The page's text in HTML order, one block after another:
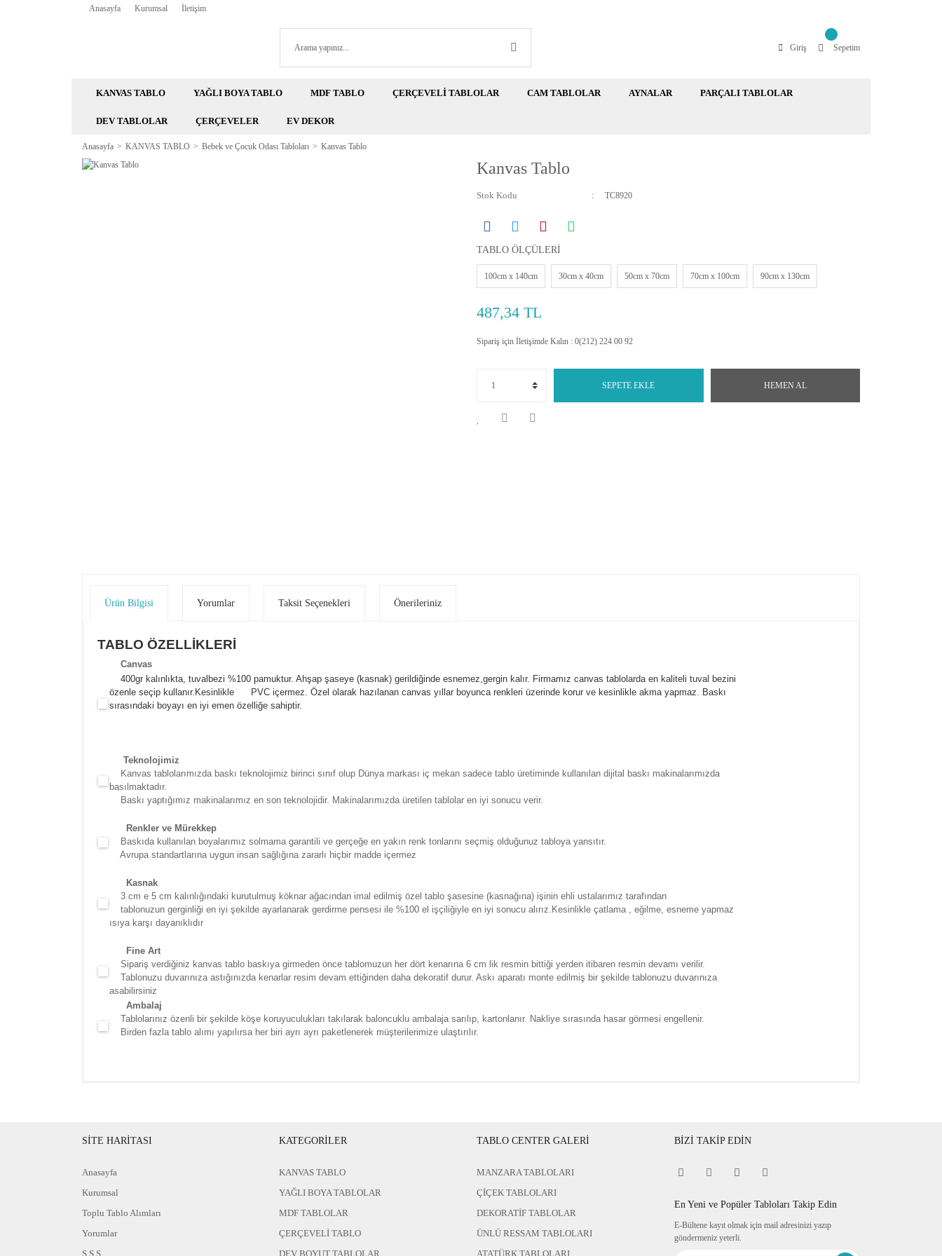
Anasayfa Kurumsal İletişim
Giriş Sepetim
KANVAS TABLO YAĞLI BOYA TABLO MDF TABLO ÇERÇEVELİ TABLOLAR CAM TABLOLAR AYNALAR PARÇALI TABLOLAR
DEV TABLOLAR ÇERÇEVELER EV DEKOR
Anasayfa KANVAS TABLO Bebek ve Çocuk Odası Tabloları Kanvas Tablo
Kanvas Tablo
Stok Kodu TC8920
TABLO ÖLÇÜLERİ
100cm x 140cm 30cm x 40cm 50cm x 70cm 70cm x 100cm 90cm x 130cm
487,34 TL
Sipariş için İletişimde Kalın : 0(212) 224 00 92
SEPETE EKLE HEMEN AL
Ürün Bilgisi Yorumlar Taksit Seçenekleri Önerileriniz
TABLO ÖZELLİKLERİ
Canvas
400gr kalınlıkta, tuvalbezi %100 pamuktur. Ahşap şaseye (kasnak) gerildiğinde esnemez,gergin kalır. Firmamız canvas tablolarda en kaliteli tuval bezini
özenle seçip kullanır. Kesinlikle PVC içermez. Özel olarak hazılanan canvas yıllar boyunca renkleri üzerinde korur ve kesinlikle akma yapmaz. Baskı
sırasındaki boyayı en iyi emen özelliğe sahiptir.
Teknolojimiz
Kanvas tablolarımızda baskı teknolojimiz birinci sınıf olup Dünya markası iç mekan sadece tablo üretiminde kullanılan dijital baskı makinalarımızda
basılmaktadır.
Baskı yaptığımız makinalarımız en son teknolojidir. Makinalarımızda üretilen tablolar en iyi sonucu verir.
Renkler ve Mürekkep
Baskıda kullanılan boyalarımız solmama garantili ve gerçeğe en yakın renk tonlarını seçmiş olduğunuz tabloya yansıtır.
Avrupa standartlarına uygun insan sağlığına zararlı hiçbir madde içermez
Kasnak
3 cm e 5 cm kalınlığındaki kurutulmuş köknar ağacından imal edilmiş özel tablo şasesine (kasnağına) işinin ehli ustalarımız tarafından
tablonuzun gerginliği en iyi şekilde ayarlanarak gerdirme pensesi ile %100 el işçiliğiyle en iyi sonucu alırız.Kesinlikle çatlama , eğilme, esneme yapmaz
ısıya karşı dayanıklıdır
Fine Art
Sipariş verdiğiniz kanvas tablo baskıya girmeden önce tablomuzun her dört kenarına 6 cm lik resmin bittiği yerden itibaren resmin devamı verilir.
Tablonuzu duvarınıza astığınızda kenarlar resim devam ettiğinden daha dekoratif durur. Askı aparatı monte edilmiş bir şekilde tablonuzu duvarınıza
asabilirsiniz
Ambalaj
Tablolarınız özenli bir şekilde köşe koruyuculukları takılarak baloncuklu ambalaja sarılıp, kartonlanır. Nakliye sırasında hasar görmesi engellenir.
Birden fazla tablo alımı yapılırsa her biri ayrı ayrı paketlenerek müşterilerimize ulaştırılır.
SİTE HARİTASI
Anasayfa
Kurumsal
Toplu Tablo Alımları
Yorumlar
S.S.S
KATEGORİLER
KANVAS TABLO
YAĞLI BOYA TABLOLAR
MDF TABLOLAR
ÇERÇEVELİ TABLO
DEV BOYUT TABLOLAR
TABLO CENTER GALERİ
MANZARA TABLOLARI
ÇİÇEK TABLOLARI
DEKORATİF TABLOLAR
ÜNLÜ RESSAM TABLOLARI
ATATÜRK TABLOLARI
BİZİ TAKİP EDİN
En Yeni ve Popüler Tabloları Takip Edin
E-Bültene kayıt olmak için mail adresinizi yazıp
göndermeniz yeterli.